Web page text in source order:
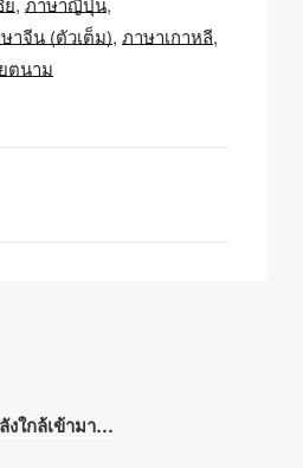
p at
าจีน (ตัวเต็ม) ภาษาเกาหลี
ตนาม
ใกล้เข้ามา…